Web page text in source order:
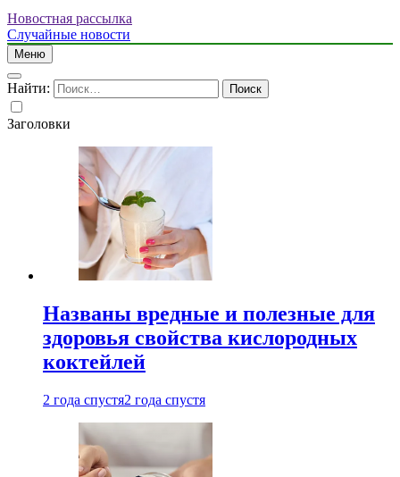
Новостная рассылка
Случайные новости
Меню
Найти:
Заголовки
Названы вредные и полезные для
здоровья свойства кислородных
коктейлей
2 года спустя2 года спустя